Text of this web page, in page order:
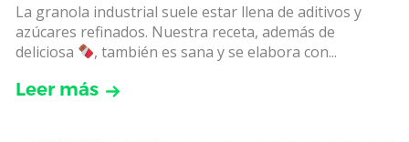
La granola industrial suele estar llena de aditivos y
azúcares refinados. Nuestra receta, además de
deliciosa
, también es sana y se elabora con...
Leer más